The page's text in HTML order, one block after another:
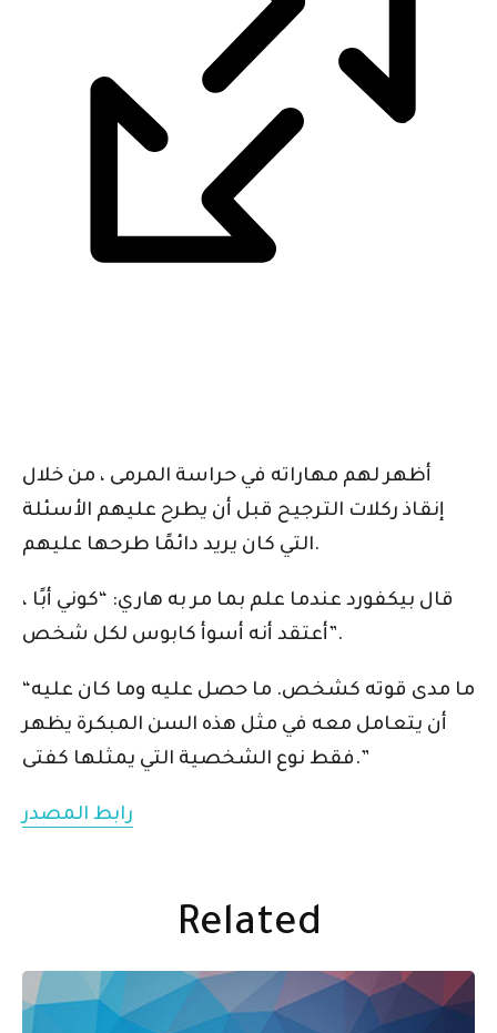
أظهر لهم مهاراته في حراسة المرمى ، من خلال
إنقاذ ركلات الترجيح قبل أن يطرح عليهم الأسئلة
التي كان يريد دائمًا طرحها عليهم.
قال بيكفورد عندما علم بما مر به هاري: “كوني أبًا ،
أعتقد أنه أسوأ كابوس لكل شخص”.
“ما مدى قوته كشخص. ما حصل عليه وما كان عليه
أن يتعامل معه في مثل هذه السن المبكرة يظهر
فقط نوع الشخصية التي يمثلها كفتى.”
رابط المصدر
Related